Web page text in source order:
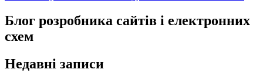
Блог розробника сайтів і електронних
схем
Недавні записи